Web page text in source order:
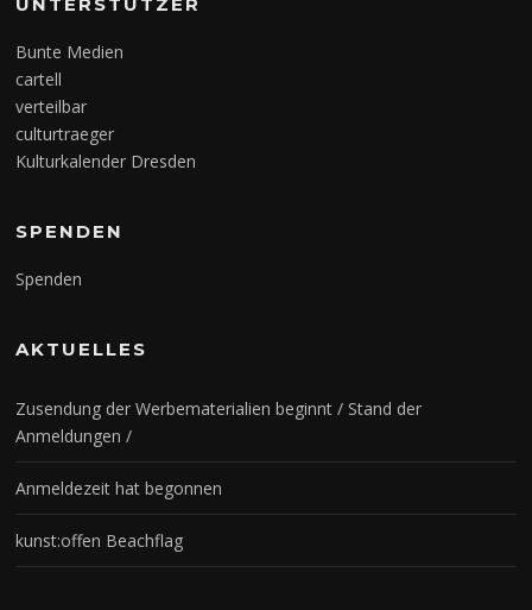
Bunte Medien
cartell
verteilbar
culturtraeger
Kulturkalender Dresden
SPENDEN
Spenden
AKTUELLES
Zusendung der Werbematerialien beginnt / Stand der
Anmeldungen /
Anmeldezeit hat begonnen
kunst:offen Beachflag